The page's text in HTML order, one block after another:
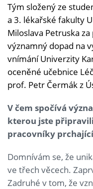
Tým složený ze
a 3. lékařské fakulty
Miloslava Petruska
významný dopad na
vnímání Univerzity
oceněné učebnice
prof. Petr Čermák z
V čem spočívá
kterou jste
pracovníky
Domnívám se, že
ve třech věcech.
Zadruhé v tom, že